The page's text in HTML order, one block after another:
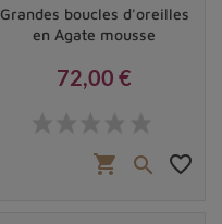
Grandes boucles d'oreilles
en Agate mousse
72,00 €
shopping_cart  favorite_border